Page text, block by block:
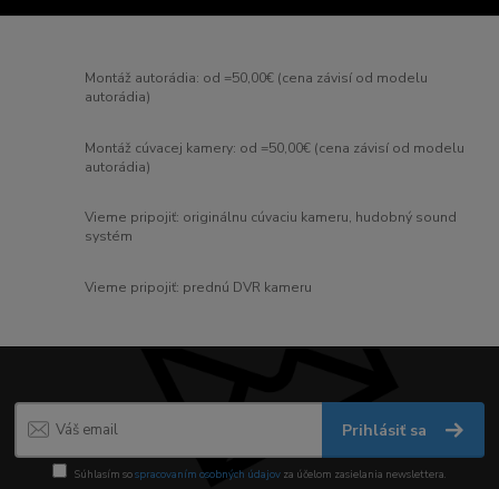
Montáž autorádia: od =50,00€ (cena závisí od modelu
autorádia)
Montáž cúvacej kamery: od =50,00€ (cena závisí od modelu
autorádia)
Vieme pripojiť: originálnu cúvaciu kameru, hudobný sound
systém
Vieme pripojiť: prednú DVR kameru
Prihlásiť sa
Súhlasím sospracovaním osobných údajov za účelom zasielania newslettera.